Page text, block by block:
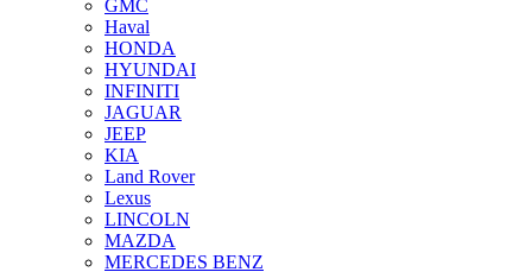
GMC
Haval
HONDA
HYUNDAI
INFINITI
JAGUAR
JEEP
KIA
Land Rover
Lexus
LINCOLN
MAZDA
MERCEDES BENZ